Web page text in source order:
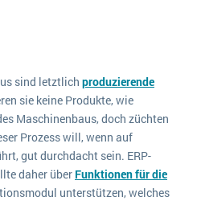
sind letztlich produzierende
sie keine Produkte, wie
Maschinenbaus, doch züchten
Prozess will, wenn auf
gut durchdacht sein. ERP-
daher über Funktionen für die
unterstützen, welches